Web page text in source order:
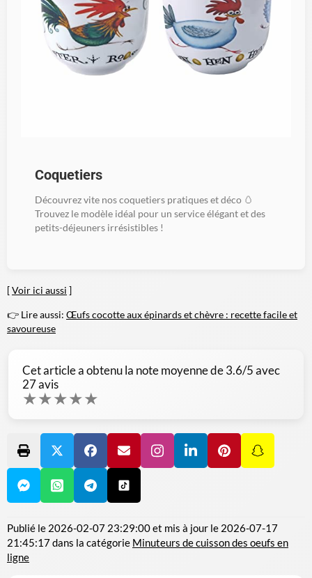
Coquetiers
Découvrez vite nos coquetiers pratiques et déco 🥚
Trouvez le modèle idéal pour un service élégant et des
petits-déjeuners irrésistibles !
[Voir ici aussi ]
👉 Lire aussi: Œufs cocotte aux épinards et chèvre : recette facile et
savoureuse
Cet article a obtenu la note moyenne de3.6/5 avec
27avis
★★★★★
Publié le 2026-02-07 23:29:00et mis à jour le 2026-07-17
21:45:17dans la catégorie Minuteurs de cuisson des oeufs en
ligne